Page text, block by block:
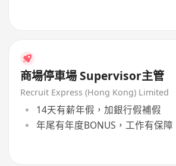
商場停車場 Supervisor主管
Recruit Express (Hong Kong) Limited
14天有薪年假，加銀行假補假
年尾有年度BONUS，工作有保障